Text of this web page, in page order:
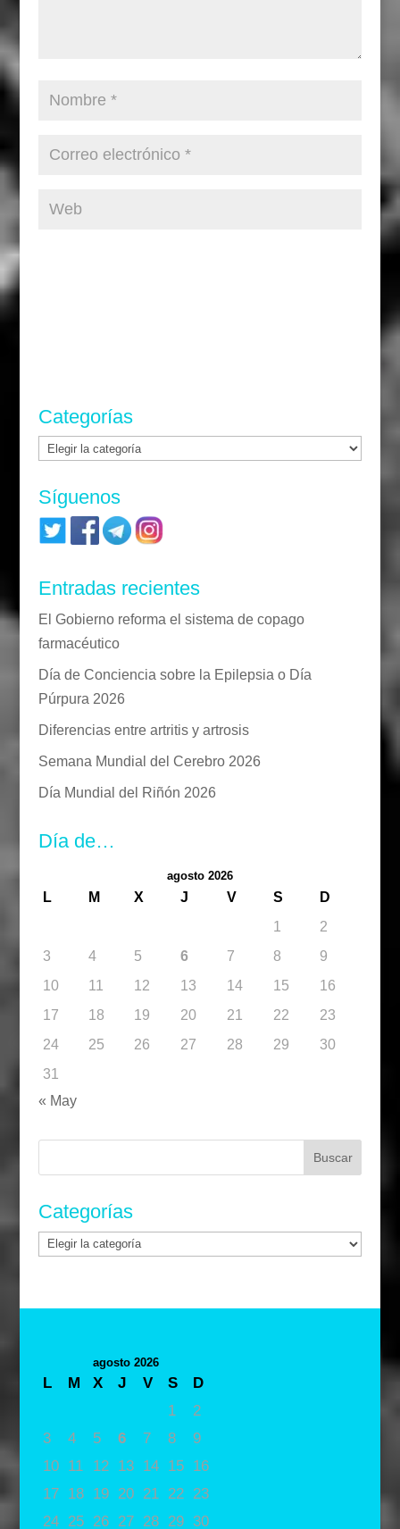
Categorías
Categorías
Síguenos
Entradas recientes
El Gobierno reforma el sistema de copago
farmacéutico
Día de Conciencia sobre la Epilepsia o Día
Púrpura 2026
Diferencias entre artritis y artrosis
Semana Mundial del Cerebro 2026
Día Mundial del Riñón 2026
Día de…
agosto 2026
L M X J V S
D
1
2
3
4 5 6 7 8
9
10
11 12 13 14 15
16
17
18 19 20 21 22
23
24
25 26 27 28 29
30
31
« May
Categorías
Categorías
agosto 2026
L M X J V S
D
1
2
3
4 5 6 7 8
9
10
11 12 13 14 15
16
17
18 19 20 21 22
23
24
25 26 27 28 29 30